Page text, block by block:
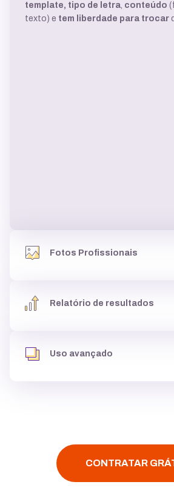
template, tipo de letra, conteúdo
texto) e tem liberdade para trocar
Fotos Profissionais
uma biblioteca de imagens, com
gratuitas
Relatório de resultados
páginas mais visitadas
entender se o site está
Uso avançado
CONTRATAR